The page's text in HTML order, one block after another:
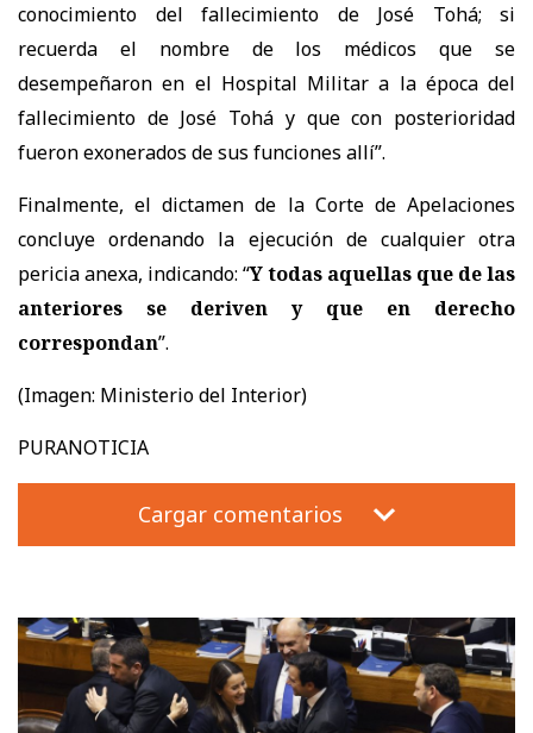
conocimiento del fallecimiento de José Tohá; si
recuerda el nombre de los médicos que se
desempeñaron en el Hospital Militar a la época del
fallecimiento de José Tohá y que con posterioridad
fueron exonerados de sus funciones allí”.
Finalmente, el dictamen de la Corte de Apelaciones
concluye ordenando la ejecución de cualquier otra
pericia anexa, indicando: “Y todas aquellas que de las
anteriores se deriven y que en derecho
correspondan”.
(Imagen: Ministerio del Interior)
PURANOTICIA
Cargar comentarios